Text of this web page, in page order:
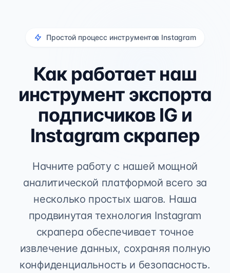
Простой процесс инструментов Instagram
Как работает наш
инструмент экспорта
подписчиков IG и
Instagram скрапер
Начните работу с нашей мощной
аналитической платформой всего за
несколько простых шагов. Наша
продвинутая технология Instagram
скрапера обеспечивает точное
извлечение данных, сохраняя полную
конфиденциальность и безопасность.